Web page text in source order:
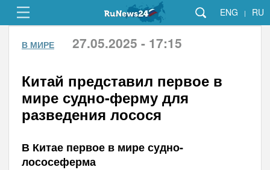
ENG | RU
В МИРЕ 27.05.2025 - 17:15
Китай представил первое в
мире судно-ферму для
разведения лосося
В Китае первое в мире судно-
лососеферма